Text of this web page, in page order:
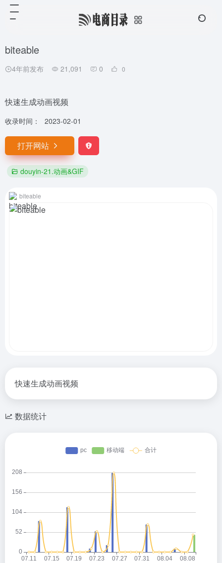
biteable
4年前发布 21,091 0 0
快速生成动画视频
收录时间： 2023-02-01
打开网站
douyin-21.动画&GIF
biteable
快速生成动画视频
数据统计